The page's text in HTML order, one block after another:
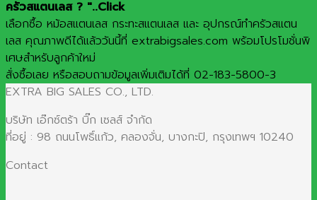
ครัวสแตนเลส ? "..Click
เลือกซื้อ หม้อสแตนเลส กระทะสแตนเลส และ อุปกรณ์ทำครัวสแตน
เลส คุณภาพดีได้แล้ววันนี้ที่ extrabigsales.com พร้อมโปรโมชั่นพิ
เศษสำหรับลูกค้าใหม่
สั่งซื้อเลย หรือสอบถามข้อมูลเพิ่มเติมได้ที่ 02-183-5800-3
EXTRA BIG SALES CO., LTD.
บริษัท เอ๊กซ์ตร้า บิ๊ก เซลส์ จำกัด
ที่อยู่ : 98 ถนนโพธิ์แก้ว, คลองจั่น, บางกะปิ, กรุงเทพฯ 10240
Contact